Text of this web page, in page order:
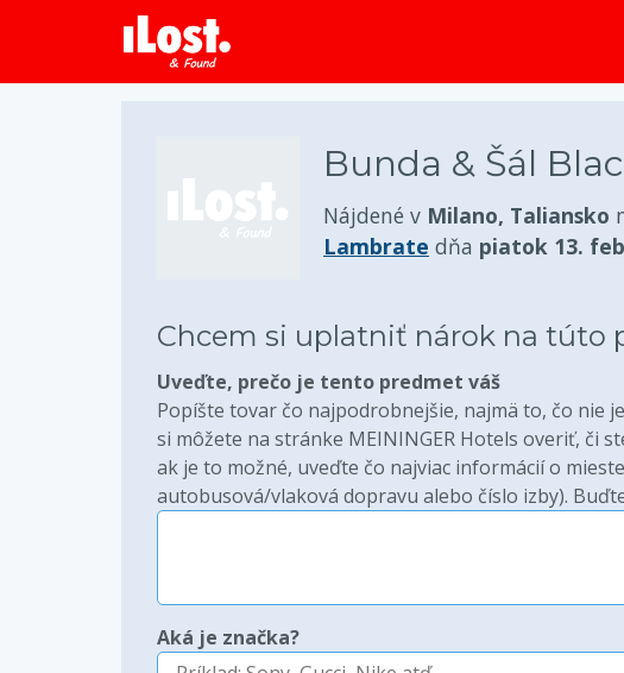
Bunda & Šál
Nájdené v Milano, Taliansko
Lambrate dňa piatok 13.
Chcem si uplatniť nárok na túto
Uveďte, prečo je tento predmet váš
Popíšte tovar čo najpodrobnejšie, najmä to, čo nie
si môžete na stránke MEININGER Hotels overiť, či
ak je to možné, uveďte čo najviac informácií o
autobusová/vlaková dopravu alebo číslo izby).
Aká je značka?